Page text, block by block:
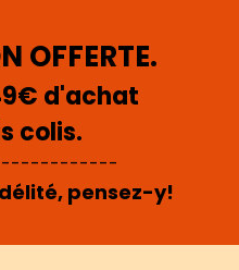
OFFERTE.
d'achat
colis.
pensez-y!